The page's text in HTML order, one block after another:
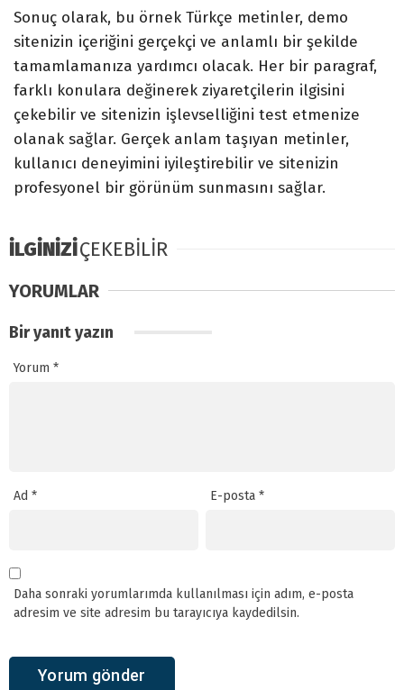
Sonuç olarak, bu örnek Türkçe metinler, demo
sitenizin içeriğini gerçekçi ve anlamlı bir şekilde
tamamlamanıza yardımcı olacak. Her bir paragraf,
farklı konulara değinerek ziyaretçilerin ilgisini
çekebilir ve sitenizin işlevselliğini test etmenize
olanak sağlar. Gerçek anlam taşıyan metinler,
kullanıcı deneyimini iyileştirebilir ve sitenizin
profesyonel bir görünüm sunmasını sağlar.
İLGİNİZİÇEKEBİLİR
YORUMLAR
Bir yanıt yazın
Yorum *
Ad * E-posta*
Daha sonraki yorumlarımda kullanılması için adım, e-posta
adresim ve site adresim bu tarayıcıya kaydedilsin.